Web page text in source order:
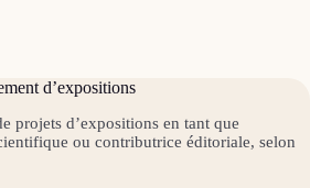
d’expositions
projets d’expositions en tant que
ou contributrice éditoriale, selon